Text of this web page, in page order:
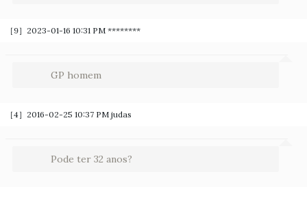
［9］2023-01-16 10:31 PM ********
GP homem
［4］2016-02-25 10:37 PM judas
Pode ter 32 anos?